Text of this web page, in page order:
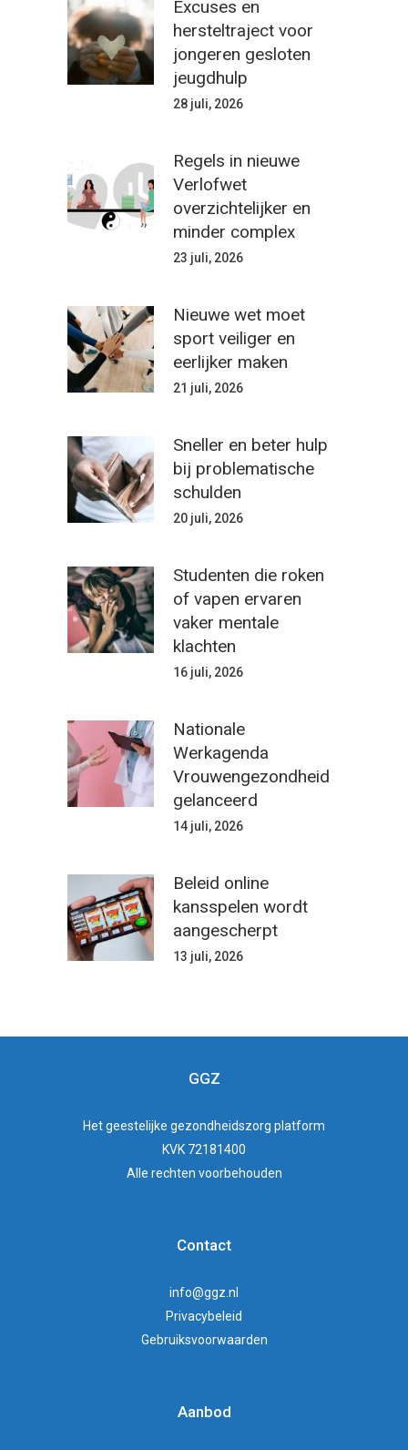
Excuses en
hersteltraject voor
jongeren gesloten
jeugdhulp
28 juli, 2026
Regels in nieuwe
Verlofwet
overzichtelijker en
minder complex
23 juli, 2026
Nieuwe wet moet
sport veiliger en
eerlijker maken
21 juli, 2026
Sneller en beter hulp
bij problematische
schulden
20 juli, 2026
Studenten die roken
of vapen ervaren
vaker mentale
klachten
16 juli, 2026
Nationale
Werkagenda
Vrouwengezondheid
gelanceerd
14 juli, 2026
Beleid online
kansspelen wordt
aangescherpt
13 juli, 2026
GGZ
Hetgeestelijke gezondheidszorg platform
KVK 72181400
Alle rechten voorbehouden
Contact
info@ggz.nl
Privacybeleid
Gebruiksvoorwaarden
Aanbod